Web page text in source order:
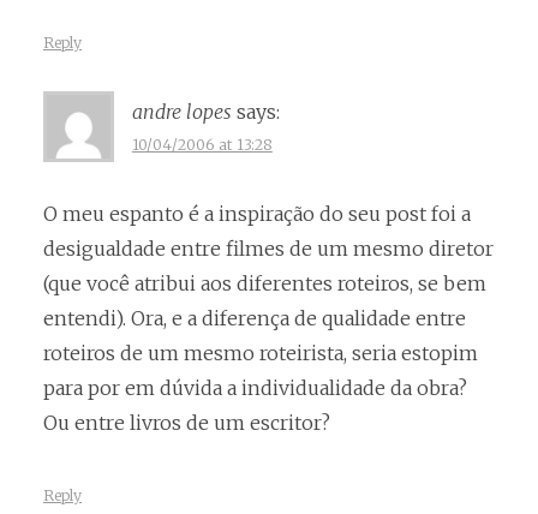
Reply
andre lopes says:
10/04/2006 at 13:28
O meu espanto é a inspiração do seu post foi a
desigualdade entre filmes de um mesmo diretor
(que você atribui aos diferentes roteiros, se bem
entendi). Ora, e a diferença de qualidade entre
roteiros de um mesmo roteirista, seria estopim
para por em dúvida a individualidade da obra?
Ou entre livros de um escritor?
Reply